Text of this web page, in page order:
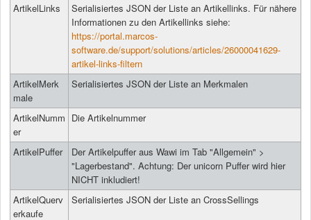
ArtikelLinks
Serialisiertes JSON der Liste an Artikellinks. Für nähere
Informationen zu den Artikellinks siehe:
https://portal.marcos-
software.de/support/solutions/articles/26000041629-
artikel-links-filtern
ArtikelMerk
male
Serialisiertes JSON der Liste an Merkmalen
ArtikelNumm
er
Die Artikelnummer
ArtikelPuffer
Der Artikelpuffer aus Wawi im Tab "Allgemein" >
"Lagerbestand". Achtung: Der unicorn Puffer wird hier
NICHT inkludiert!
ArtikelQuerv
erkaufe
Serialisiertes JSON der Liste an CrossSellings